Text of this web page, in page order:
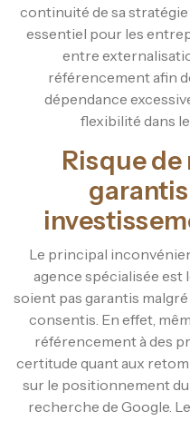
continuité de sa
essentiel pour les
entre
référencement afin
dépendance
flexibilité dans
Risque
Le principal
agence spécialisée est
soient pas garantis
consentis. En effet,
référencement à des
certitude quant aux
sur le positionnement
recherche de Google.